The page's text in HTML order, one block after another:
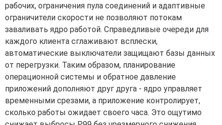
рабочих, ограничения пула соединений и адаптивные
ограничители скорости не позволяют потокам
заваливать ядро работой. Справедливые очереди для
каждого клиента сглаживают всплески,
автоматические выключатели защищают базы данных
от перегрузки. Таким образом, планирование
операционной системы и обратное давление
приложений дополняют друг друга - ядро управляет
временными срезами, а приложение контролирует,
сколько работы ожидает своего часа. Это ощутимо